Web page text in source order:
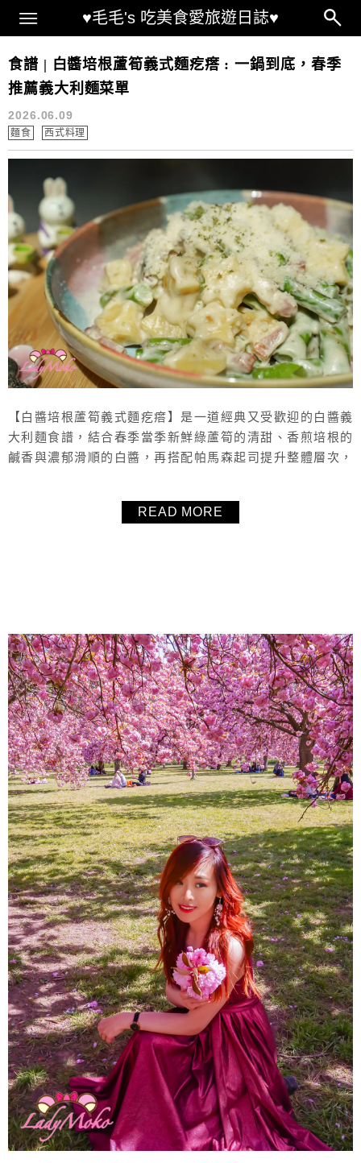
♥毛毛's 吃美食愛旅遊日誌♥
Main Menu
蘆筍料理
食譜 | 白醬培根蘆筍義式麵疙瘩 : 一鍋到底，春季
推薦義大利麵菜單
2026.06.09
麵食 西式料理
【白醬培根蘆筍義式麵疙瘩】是一道經典又受歡迎的白醬義
大利麵食譜，結合春季當季新鮮綠蘆筍的清甜、香煎培根的
鹹香與濃郁滑順的白醬，再搭配帕馬森起司提升整體層次，
以一鍋到底、不用另外煮麵，吃起來清爽不膩口、鹹香美味
又好看，是許多人搜尋「義大利麵食譜」、「白醬義大利麵
READ MORE
About